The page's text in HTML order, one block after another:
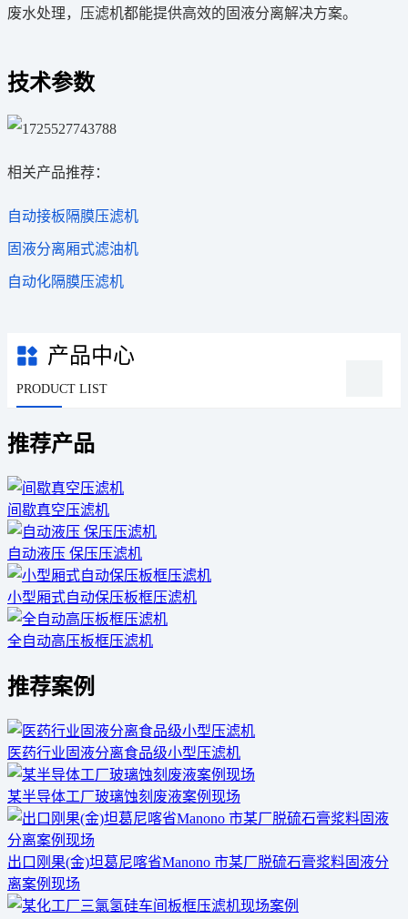
废水处理，压滤机都能提供高效的固液分离解决方案‌。
技术参数
相关产品推荐：
自动接板隔膜压滤机
固液分离厢式滤油机
自动化隔膜压滤机
产品中心
PRODUCT LIST
推荐产品
间歇真空压滤机
自动液压 保压压滤机
小型厢式自动保压板框压滤机
全自动高压板框压滤机
推荐案例
医药行业固液分离食品级小型压滤机
某半导体工厂玻璃蚀刻废液案例现场
出口刚果(金)坦葛尼喀省Manono 市某厂脱硫石膏浆料固液分
离案例现场